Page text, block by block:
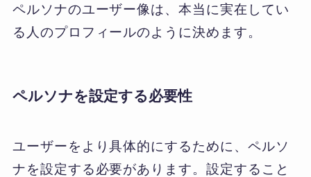
ペルソナのユーザー像は、本当に実在してい
る人のプロフィールのように決めます。
ペルソナを設定する必要性
ユーザーをより具体的にするために、ペルソ
ナを設定する必要があります。設定すること